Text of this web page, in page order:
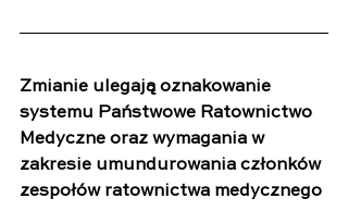
Zmianie ulegają oznakowanie
systemu Państwowe Ratownictwo
Medyczne oraz wymagania w
zakresie umundurowania członków
zespołów ratownictwa medycznego